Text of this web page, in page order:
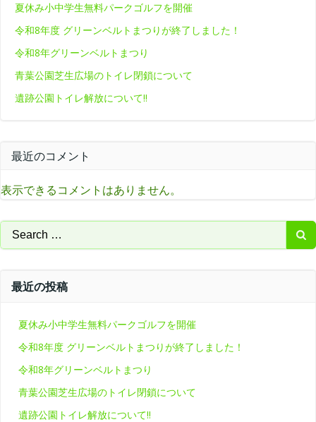
夏休み小中学生無料パークゴルフを開催
令和8年度 グリーンベルトまつりが終了しました！
令和8年グリーンベルトまつり
青葉公園芝生広場のトイレ閉鎖について
遺跡公園トイレ解放について‼
最近のコメント
表示できるコメントはありません。
Search
for:
最近の投稿
夏休み小中学生無料パークゴルフを開催
令和8年度 グリーンベルトまつりが終了しました！
令和8年グリーンベルトまつり
青葉公園芝生広場のトイレ閉鎖について
遺跡公園トイレ解放について‼